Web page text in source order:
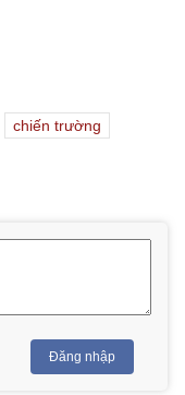
chiến trường
Đăng nhập